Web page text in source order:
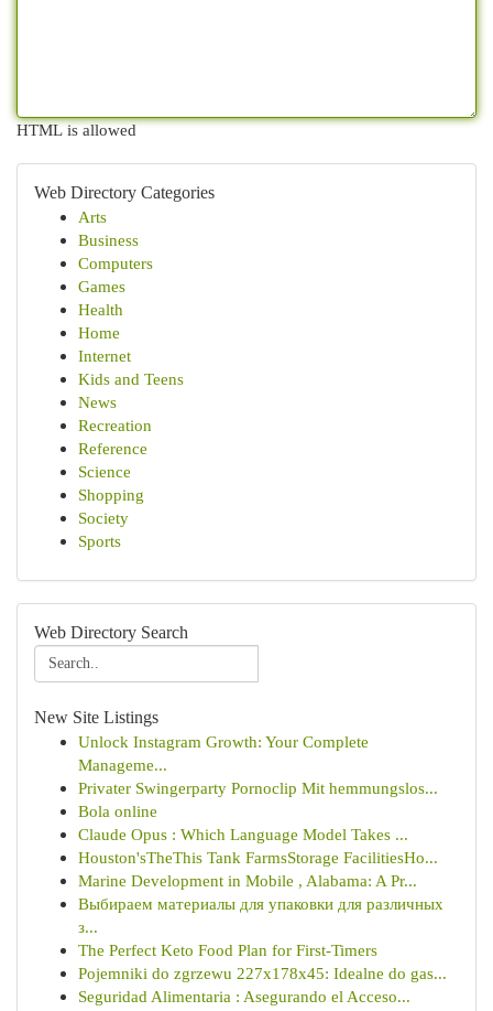
HTML is allowed
Web Directory Categories
Arts
Business
Computers
Games
Health
Home
Internet
Kids and Teens
News
Recreation
Reference
Science
Shopping
Society
Sports
Web Directory Search
New Site Listings
Unlock Instagram Growth: Your Complete
Manageme...
Privater Swingerparty Pornoclip Mit hemmungslos...
Bola online
Claude Opus : Which Language Model Takes ...
Houston'sTheThis Tank FarmsStorage FacilitiesHo...
Marine Development in Mobile , Alabama: A Pr...
Выбираем материалы для упаковки для различных
з...
The Perfect Keto Food Plan for First-Timers
Pojemniki do zgrzewu 227x178x45: Idealne do gas...
Seguridad Alimentaria : Asegurando el Acceso...